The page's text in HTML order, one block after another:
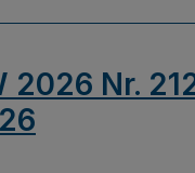
2026 Nr.